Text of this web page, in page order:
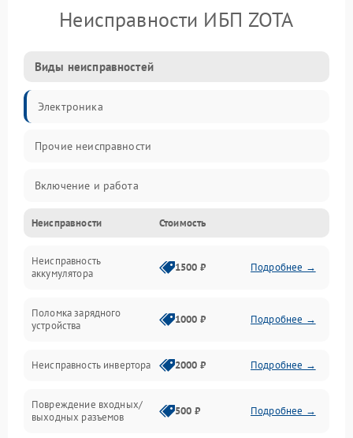
Неисправности ИБП ZOTA
Виды неисправностей
Электроника
Прочие неисправности
Включение и работа
Работа с нагрузкой
Звук и индикация
Механические повреждения
Неисправности Стоимость
Неисправность
аккумулятора
1500 ₽ Подробнее →
Поломка зарядного
устройства
1000 ₽ Подробнее →
Неисправность инвертора 2000 ₽ Подробнее →
Повреждение входных/
выходных разъемов
500 ₽ Подробнее →